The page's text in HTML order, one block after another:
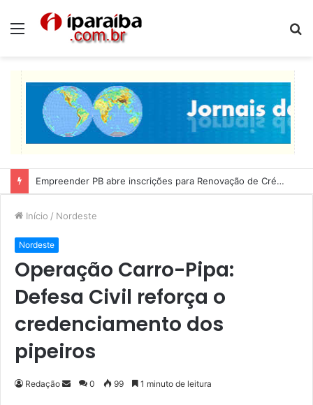
Menu
Empreender PB abre inscrições para Renovação de Crédito
Início / Nordeste
Nordeste
Operação Carro-Pipa:
Defesa Civil reforça o
credenciamento dos
pipeiros
Redação 0 99 1 minuto de leitura